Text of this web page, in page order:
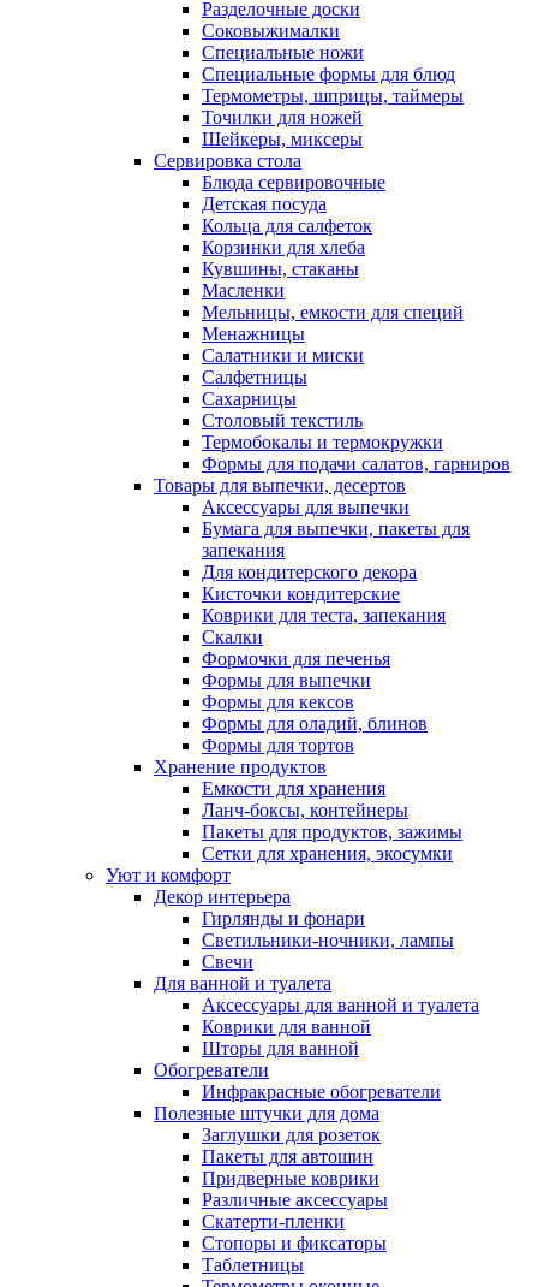
Разделочные доски
Соковыжималки
Специальные ножи
Специальные формы для блюд
Термометры, шприцы, таймеры
Точилки для ножей
Шейкеры, миксеры
Сервировка стола
Блюда сервировочные
Детская посуда
Кольца для салфеток
Корзинки для хлеба
Кувшины, стаканы
Масленки
Мельницы, емкости для специй
Менажницы
Салатники и миски
Салфетницы
Сахарницы
Столовый текстиль
Термобокалы и термокружки
Формы для подачи салатов, гарниров
Товары для выпечки, десертов
Аксессуары для выпечки
Бумага для выпечки, пакеты для
запекания
Для кондитерского декора
Кисточки кондитерские
Коврики для теста, запекания
Скалки
Формочки для печенья
Формы для выпечки
Формы для кексов
Формы для оладий, блинов
Формы для тортов
Хранение продуктов
Емкости для хранения
Ланч-боксы, контейнеры
Пакеты для продуктов, зажимы
Сетки для хранения, экосумки
Уют и комфорт
Декор интерьера
Гирлянды и фонари
Светильники-ночники, лампы
Свечи
Для ванной и туалета
Аксессуары для ванной и туалета
Коврики для ванной
Шторы для ванной
Обогреватели
Инфракрасные обогреватели
Полезные штучки для дома
Заглушки для розеток
Пакеты для автошин
Придверные коврики
Различные аксессуары
Скатерти-пленки
Стопоры и фиксаторы
Таблетницы